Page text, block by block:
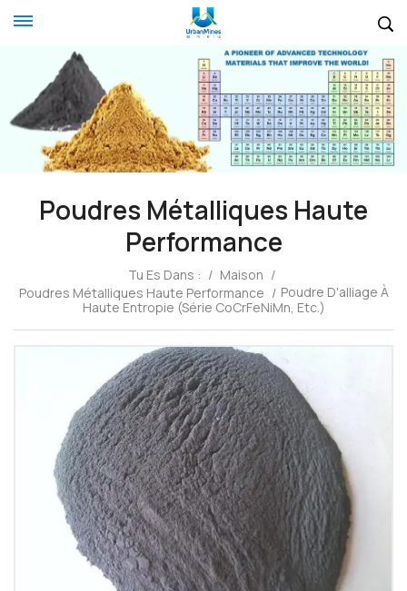
Poudres Métalliques Haute
Performance
Tu Es Dans : / Maison /
Poudres Métalliques Haute Performance / Poudre D'alliage À
Haute Entropie (série CoCrFeNiMn, Etc.)